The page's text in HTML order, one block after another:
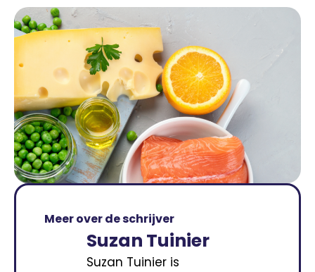
Meer over de schrijver
Suzan Tuinier
Suzan Tuinier is